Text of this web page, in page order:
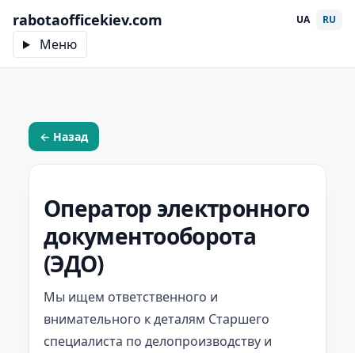
rabotaofficekiev.com
Меню
UA RU
← Назад
Оператор электронного
документооборота
(ЭДО)
Мы ищем ответственного и
внимательного к деталям Старшего
специалиста по делопроизводству и